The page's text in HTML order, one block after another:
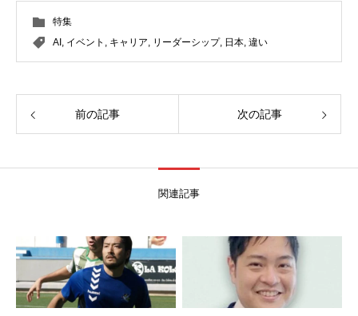
特集
AI , イベント , キャリア, リーダーシップ, 日本, 違い
前の記事 次の記事
関連記事